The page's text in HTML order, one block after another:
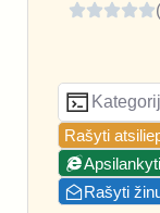
Rašyti
Rašyti